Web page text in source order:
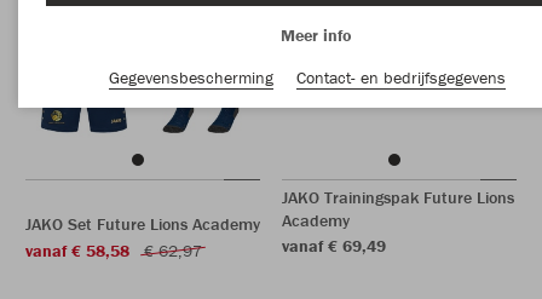
JAKO Set Future Lions Academy
vanaf € 58,58
€ 62,97
JAKO Trainingspak Future Lions
Academy
vanaf € 69,49
Meer info
Gegevensbescherming
Contact- en bedrijfsgegevens